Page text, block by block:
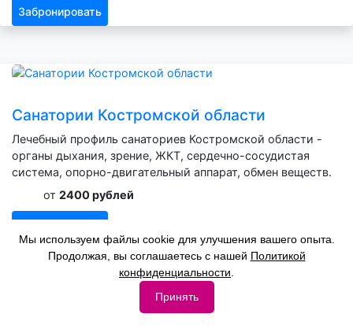
Забронировать
Санатории Костромской области
Лечебный профиль санаториев Костромской области -
органы дыхания, зрение, ЖКТ, сердечно-сосудистая
система, опорно-двигательный аппарат, обмен веществ.
от 2400 рублей
Мы используем файлы cookie для улучшения вашего опыта.
Продолжая, вы соглашаетесь с нашей Политикой
конфиденциальности
Принять